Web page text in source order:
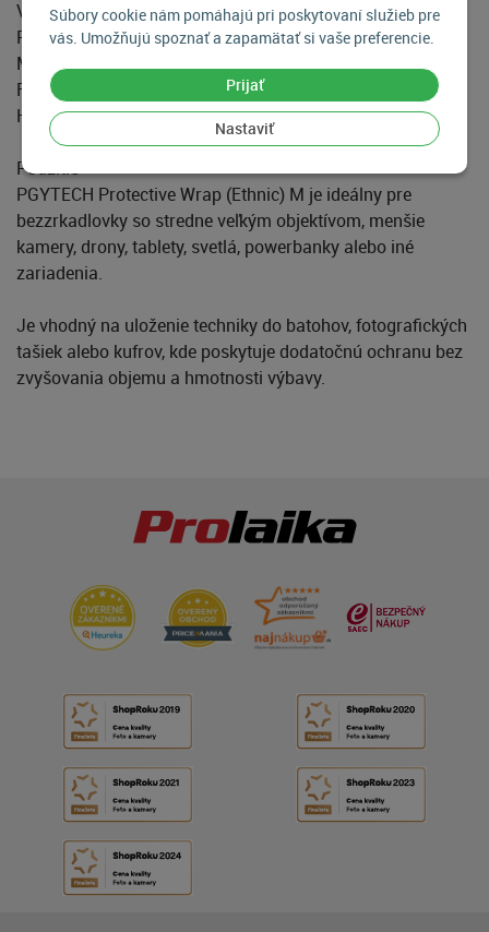
Súbory cookie nám pomáhajú pri poskytovaní služieb pre
vás. Umožňujú spoznať a zapamätať si vaše preferencie.
Prijať
Nastaviť
Veľkosť: M (Medium)
Rozmery: približne 45 × 45 cm
Materiál: 100 % polyester s nano povrchovou úpravou
Farba / dizajn: Ethnic
Hmotnosť: približne 125 g
Použitie
PGYTECH Protective Wrap (Ethnic) M je ideálny pre
bezzrkadlovky so stredne veľkým objektívom, menšie
kamery, drony, tablety, svetlá, powerbanky alebo iné
zariadenia.
Je vhodný na uloženie techniky do batohov, fotografických
tašiek alebo kufrov, kde poskytuje dodatočnú ochranu bez
zvyšovania objemu a hmotnosti výbavy.